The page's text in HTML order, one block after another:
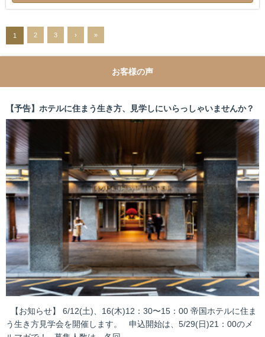
1 2 3 › »
お客様の声
【予告】ホテルに住まう生き方、見学しにいらっしゃいませんか？
【お知らせ】 6/12(土)、16(木)12：30〜15：00 帝国ホテルに住ま
う生き方見学会を開催します。 申込開始は、5/29(日)21：00のメ